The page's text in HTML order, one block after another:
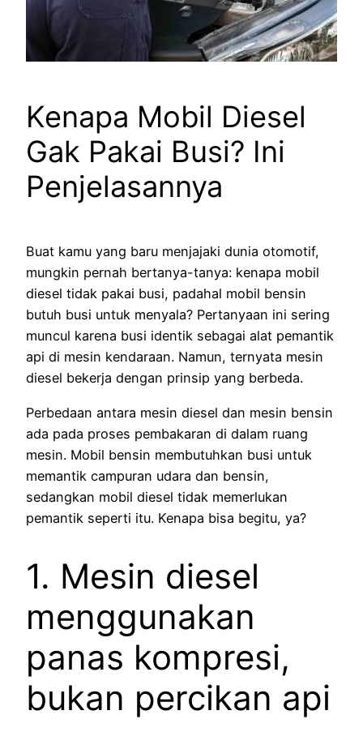
Kenapa Mobil Diesel
Gak Pakai Busi? Ini
Penjelasannya
Buat kamu yang baru menjajaki dunia otomotif,
mungkin pernah bertanya-tanya: kenapa mobil
diesel tidak pakai busi, padahal mobil bensin
butuh busi untuk menyala? Pertanyaan ini sering
muncul karena busi identik sebagai alat pemantik
api di mesin kendaraan. Namun, ternyata mesin
diesel bekerja dengan prinsip yang berbeda.
Perbedaan antara mesin diesel dan mesin bensin
ada pada proses pembakaran di dalam ruang
mesin. Mobil bensin membutuhkan busi untuk
memantik campuran udara dan bensin,
sedangkan mobil diesel tidak memerlukan
pemantik seperti itu. Kenapa bisa begitu, ya?
1. Mesin diesel
menggunakan
panas kompresi,
bukan percikan api